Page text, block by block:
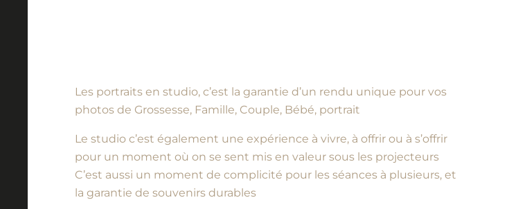
Les portraits en studio, c’est la garantie d’un rendu unique pour vos
photos de Grossesse, Famille, Couple, Bébé, portrait
Le studio c’est également une expérience à vivre, à offrir ou à s’offrir
pour un moment où on se sent mis en valeur sous les projecteurs
C’est aussi un moment de complicité pour les séances à plusieurs, et
la garantie de souvenirs durables